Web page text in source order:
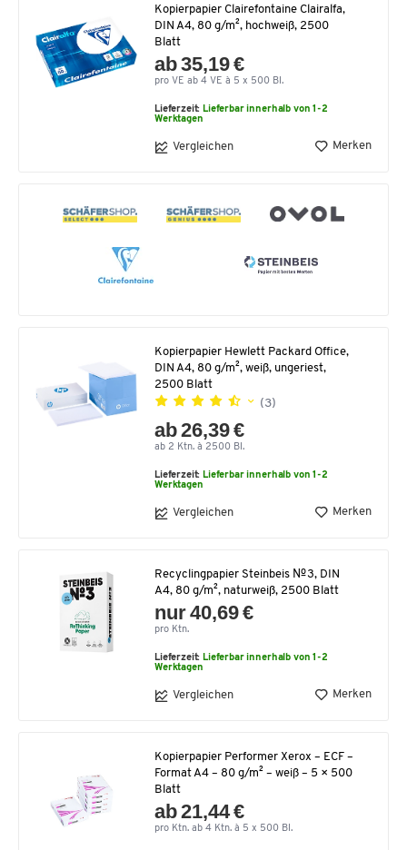
Kopierpapier Clairefontaine Clairalfa,
DIN A4, 80 g/m², hochweiß, 2500
Blatt
ab 35,19 €
pro VE ab 4 VE à 5 x 500 Bl.
Lieferzeit: Lieferbar innerhalb von 1-2
Werktagen
Vergleichen Merken
Kopierpapier Hewlett Packard Office,
DIN A4, 80 g/m², weiß, ungeriest,
2500 Blatt
(3)
ab 26,39 €
ab 2 Ktn. à 2500 Bl.
Lieferzeit: Lieferbar innerhalb von 1-2
Werktagen
Vergleichen Merken
Recyclingpapier Steinbeis №3, DIN
A4, 80 g/m², naturweiß, 2500 Blatt
nur 40,69 €
pro Ktn.
Lieferzeit: Lieferbar innerhalb von 1-2
Werktagen
Vergleichen Merken
Kopierpapier Performer Xerox – ECF –
Format A4 – 80 g/m² – weiß – 5 × 500
Blatt
ab 21,44 €
pro Ktn. ab 4 Ktn. à 5 x 500 Bl.